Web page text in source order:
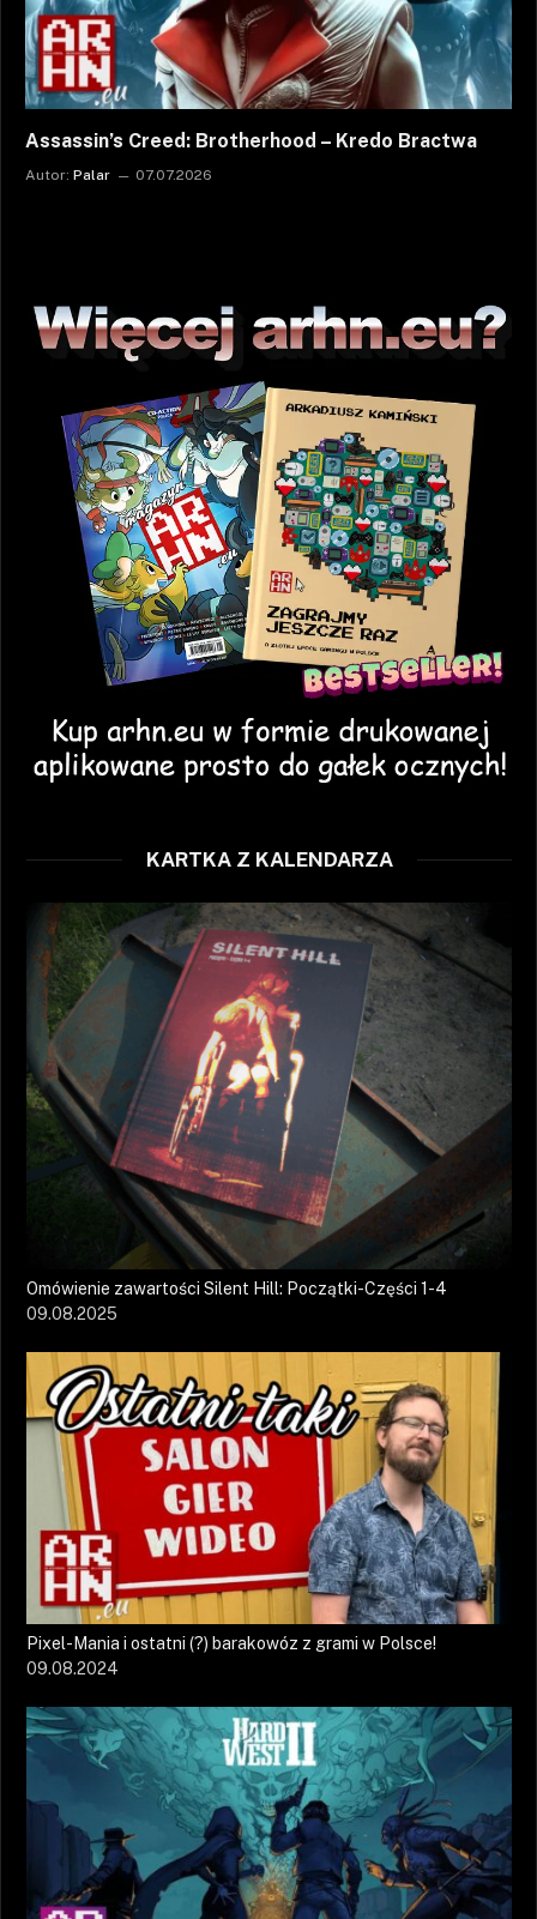
Assassin’s Creed: Brotherhood – Kredo Bractwa
Autor: Palar 07.07.2026
KARTKA Z KALENDARZA
Omówienie zawartości Silent Hill: Początki-Części 1-4
09.08.2025
Pixel-Mania i ostatni (?) barakowóz z grami w Polsce!
09.08.2024